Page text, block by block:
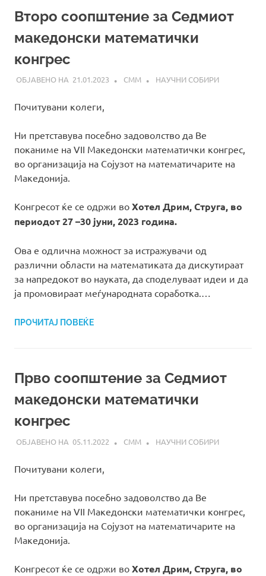
Второ соопштение за Седмиот
македонски математички
конгрес
21.01.2023 СММ НАУЧНИ СОБИРИ
Почитувани колеги,
Ни претставува посебно задоволство да Ве
поканиме на VII Македонски математички конгрес,
во организација на Сојузот на математичарите на
Македонија.
Конгресот ќе се одржи во Хотел Дрим, Струга, во
периодот 27 –30 јуни, 2023 година.
Ова е одлична можност за истражувачи од
различни области на математиката да дискутираат
за напредокот во науката, да споделуваат идеи и да
ја промовираат меѓународната соработка.…
ПРОЧИТАЈ ПОВЕЌЕ
Прво соопштение за Седмиот
македонски математички
конгрес
05.11.2022 СММ НАУЧНИ СОБИРИ
Почитувани колеги,
Ни претставува посебно задоволство да Ве
поканиме на VII Македонски математички конгрес,
во организација на Сојузот на математичарите на
Македонија.
Конгресот ќе се одржи во Хотел Дрим, Струга, во